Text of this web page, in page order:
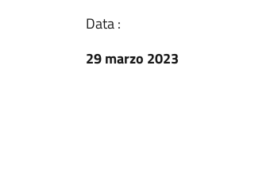
Data :
29 marzo 2023